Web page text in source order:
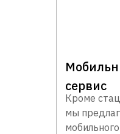
сервис
Кроме
мы